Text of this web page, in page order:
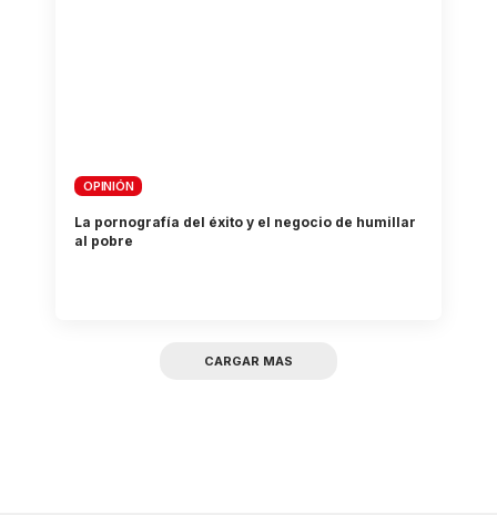
OPINIÓN
La pornografía del éxito y el negocio de humillar
al pobre
CARGAR MAS